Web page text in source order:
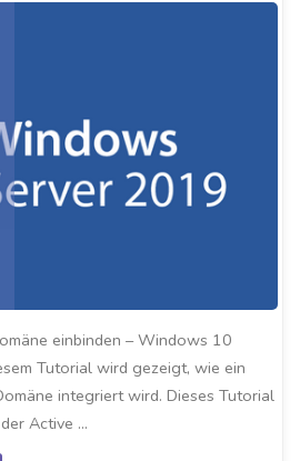
einbinden – Windows 10
Tutorial wird gezeigt, wie ein
integriert wird. Dieses Tutorial
Active …